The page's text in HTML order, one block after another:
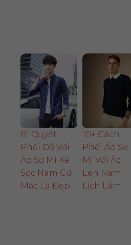
Bí Quyết
Phối Đồ Với
Áo Sơ Mi Kẻ
Sọc Nam Cứ
Mặc Là Đẹp
10+ Cách
Phối Áo Sơ
Mi Với Áo
Len Nam
Lịch Lãm